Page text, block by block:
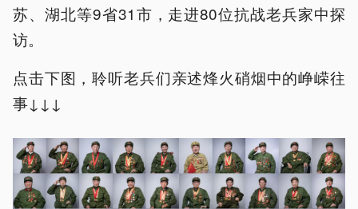
苏、湖北等9省31市，走进80位抗战老兵家中探
访。
点击下图，聆听老兵们亲述烽火硝烟中的峥嵘往
事↓↓↓